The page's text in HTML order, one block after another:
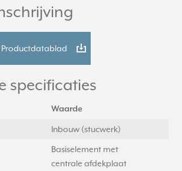
Productdatablad
specificaties
Waarde
Inbouw (stucwerk)
Basiselement met
centrale afdekplaat